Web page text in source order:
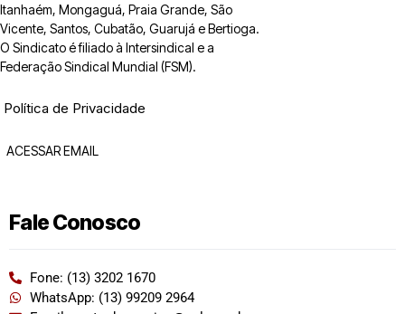
Itanhaém, Mongaguá, Praia Grande, São
Vicente, Santos, Cubatão, Guarujá e Bertioga.
O Sindicato é filiado à Intersindical e a
Federação Sindical Mundial (FSM).
Política de Privacidade
ACESSAR EMAIL
Fale Conosco
Fone: (13) 3202 1670
WhatsApp: (13) 99209 2964